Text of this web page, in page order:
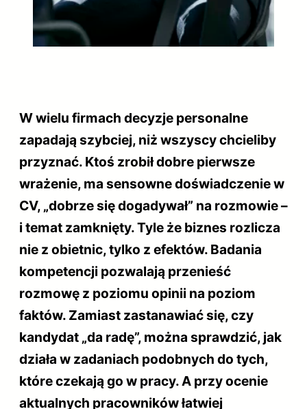
W wielu firmach decyzje personalne
zapadają szybciej, niż wszyscy chcieliby
przyznać. Ktoś zrobił dobre pierwsze
wrażenie, ma sensowne doświadczenie w
CV, „dobrze się dogadywał” na rozmowie –
i temat zamknięty. Tyle że biznes rozlicza
nie z obietnic, tylko z efektów. Badania
kompetencji pozwalają przenieść
rozmowę z poziomu opinii na poziom
faktów. Zamiast zastanawiać się, czy
kandydat „da radę”, można sprawdzić, jak
działa w zadaniach podobnych do tych,
które czekają go w pracy. A przy ocenie
aktualnych pracowników łatwiej